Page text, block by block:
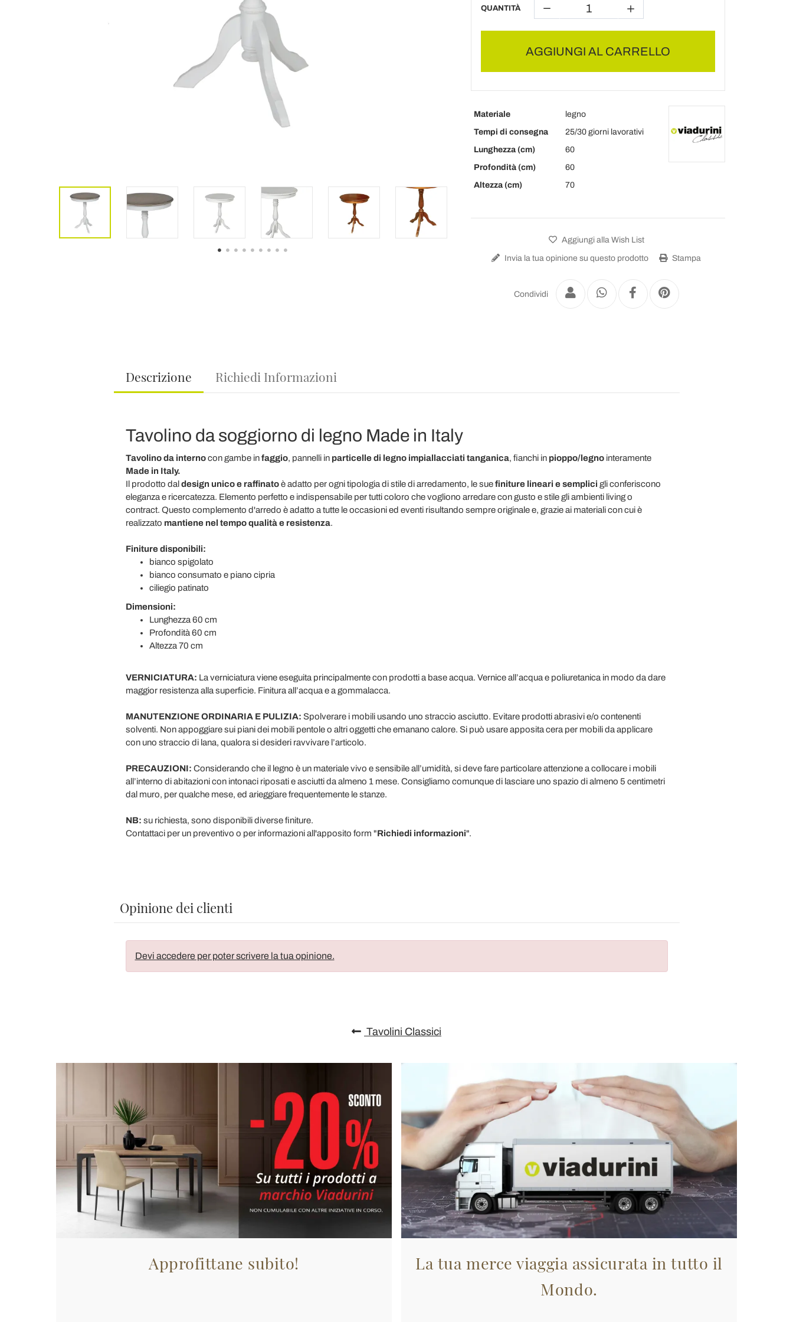
QUANTITÀ
AGGIUNGI AL CARRELLO
Materiale
legno
Tempi di consegna
25/30 giorni lavorativi
Lunghezza (cm)
60
Profondità (cm)
60
Altezza (cm)
70
Aggiungi alla Wish List
Invia la tua opinione su questo prodotto Stampa
Condividi
Descrizione Richiedi Informazioni
Tavolino da soggiorno di legno Made in Italy
Tavolino da internocon gambe infaggio, pannelli in particelle di legno impiallacciati tanganica, fianchi in pioppo/legnointeramente
Made in Italy.
Il prodotto dal design unico e raffinatoè adatto per ogni tipologia di stile di arredamento, le suefiniture lineari e semplici gli conferiscono
eleganza e ricercatezza. Elemento perfetto e indispensabile per tutti coloro che vogliono arredare con gusto e stile gli ambienti living o
contract. Questo complemento d'arredo è adatto a tutte le occasioni ed eventi risultando sempre originale e, grazie ai materiali con cui è
realizzato mantiene nel tempo qualità e resistenza.
Finiture disponibili:
bianco spigolato
bianco consumato e piano cipria
ciliegio patinato
Dimensioni:
Lunghezza 60 cm
Profondità 60 cm
Altezza 70 cm
VERNICIATURA: La verniciatura viene eseguita principalmente con prodotti a base acqua. Vernice all’acqua e poliuretanica in modo da dare
maggior resistenza alla superficie. Finitura all’acqua e a gommalacca.
MANUTENZIONE ORDINARIA E PULIZIA: Spolverare i mobili usando uno straccio asciutto. Evitare prodotti abrasivi e/o contenenti
solventi. Non appoggiare sui piani dei mobili pentole o altri oggetti che emanano calore. Si può usare apposita cera per mobili da applicare
con uno straccio di lana, qualora si desideri ravvivare l’articolo.
PRECAUZIONI: Considerando che il legno è un materiale vivo e sensibile all’umidità, si deve fare particolare attenzione a collocare i mobili
all’interno di abitazioni con intonaci riposati e asciutti da almeno 1 mese. Consigliamo comunque di lasciare uno spazio di almeno 5 centimetri
dal muro, per qualche mese, ed arieggiare frequentemente le stanze.
NB: su richiesta, sono disponibili diverse finiture.
Contattaci per un preventivo o per informazioni all'apposito form "Richiedi informazioni".
Opinione dei clienti
Devi accedere per poter scrivere la tua opinione.
Tavolini Classici
Approfittane subito!
La tua merce viaggia assicurata in tutto il
Mondo.